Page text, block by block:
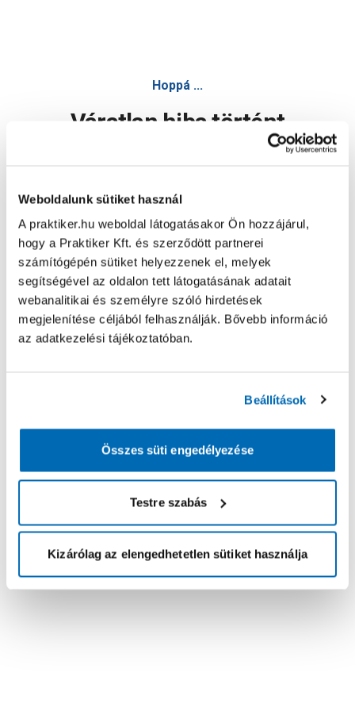
Weboldalunk sütiket használ
A praktiker.hu weboldal látogatásakor Ön hozzájárul,
hogy a Praktiker Kft. és szerződött partnerei
számítógépén sütiket helyezzenek el, melyek
segítségével az oldalon tett látogatásának adatait
webanalitikai és személyre szóló hirdetések
megjelenítése céljából felhasználják. Bővebb információ
az adatkezelési tájékoztatóban.
Beállítások
Összes süti engedélyezése
Testre szabás
Kizárólag az elengedhetetlen sütiket használja
Hoppá ...
Váratlan hiba történt
Oldal újratöltése